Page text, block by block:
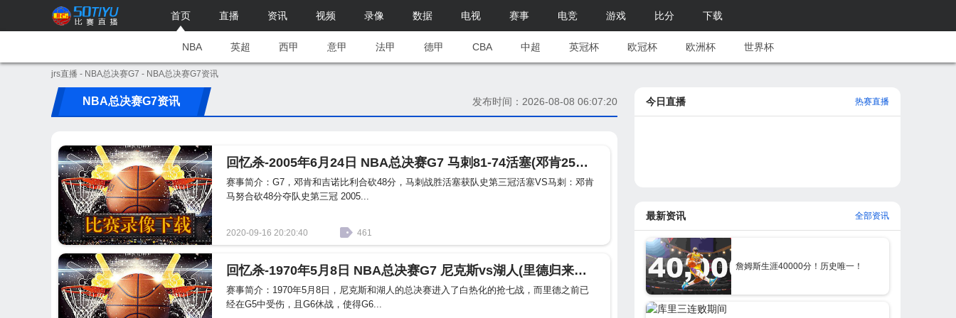
首页 直播 资讯 视频 录像 数据 电视 赛事 电竞 游戏 比分 下载
NBA 英超 西甲 意甲 法甲 德甲 CBA 中超 英冠杯 欧冠杯 欧洲杯 世界杯
jrs直播 - NBA总决赛G7 - NBA总决赛G7资讯
NBA总决赛G7资讯 发布时间：2026-08-08 06:07:20
回忆杀-2005年6月24日 NBA总决赛G7 马刺81-74活塞(邓肯25分11板吉诺比利23分)腾讯体育国语 1080P MKV 1.9G 百度下载
赛事简介：G7，邓肯和吉诺比利合砍48分，马刺战胜活塞获队史第三冠活塞VS马刺：邓肯
马努合砍48分夺队史第三冠 2005...
2020-09-16 20:20:40 461
回忆杀-1970年5月8日 NBA总决赛G7 尼克斯vs湖人(里德归来仅得4分+弗雷泽狂砍36分19助攻怒夺FMVP)英语 720P 百度下载
赛事简介：1970年5月8日，尼克斯和湖人的总决赛进入了白热化的抢七战，而里德之前已
经在G5中受伤，且G6休战，使得G6...
今日直播 热赛直播
最新资讯 全部资讯
詹姆斯生涯40000分！历史唯一！